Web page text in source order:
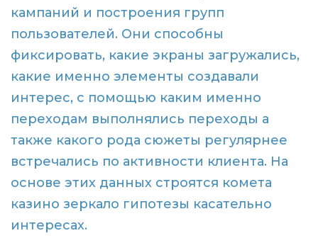
кампаний и построения групп
пользователей. Они способны
фиксировать, какие экраны загружались,
какие именно элементы создавали
интерес, с помощью каким именно
переходам выполнялись переходы а
также какого рода сюжеты регулярнее
встречались по активности клиента. На
основе этих данных строятся комета
казино зеркало гипотезы касательно
интересах.